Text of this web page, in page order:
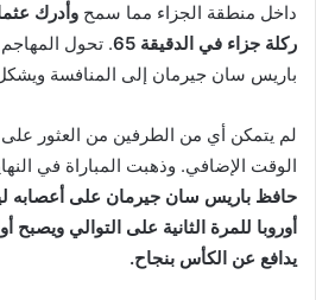
داخل منطقة الجزاء مما سمح وأدرك
ركلة جزاء في الدقيقة 65
. تحول
باريس سان جيرمان إلى المنافسة ويشكل
لم يتمكن أي من الطرفين من العثور على
الوقت الإضافي. وذهبت المباراة في
حافظ باريس سان جيرمان على أعصابه
أوروبا للمرة الثانية على التوالي
يدافع عن الكأس بنجاح.